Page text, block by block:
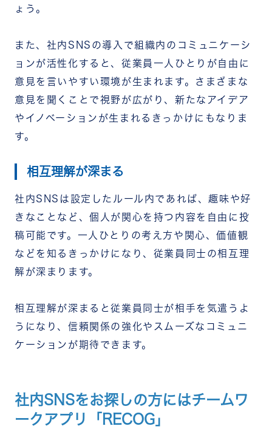
ょう。
また、社内SNSの導入で組織内のコミュニケーシ
ョンが活性化すると、従業員一人ひとりが自由に
意見を言いやすい環境が生まれます。さまざまな
意見を聞くことで視野が広がり、新たなアイデア
やイノベーションが生まれるきっかけにもなりま
す。
相互理解が深まる
社内SNSは設定したルール内であれば、趣味や好
きなことなど、個人が関心を持つ内容を自由に投
稿可能です。一人ひとりの考え方や関心、価値観
などを知るきっかけになり、従業員同士の相互理
解が深まります。
相互理解が深まると従業員同士が相手を気遣うよ
うになり、信頼関係の強化やスムーズなコミュニ
ケーションが期待できます。
社内SNSをお探しの方にはチームワ
ークアプリ「RECOG」